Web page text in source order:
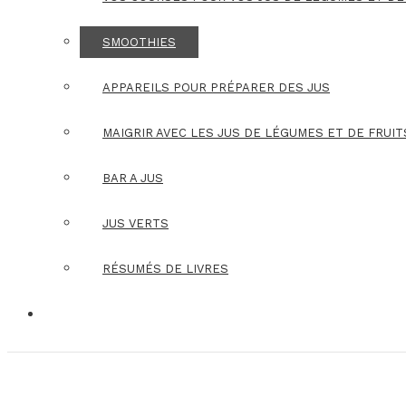
SMOOTHIES
APPAREILS POUR PRÉPARER DES JUS
MAIGRIR AVEC LES JUS DE LÉGUMES ET DE
BAR A JUS
JUS VERTS
RÉSUMÉS DE LIVRES